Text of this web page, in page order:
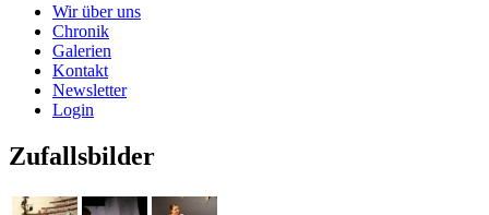
Wir über uns
Chronik
Galerien
Kontakt
Newsletter
Login
Zufallsbilder